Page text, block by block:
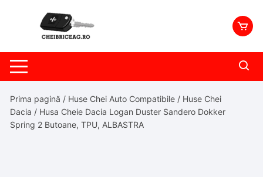
Prima pagină / Huse Chei Auto Compatibile / Huse Chei
Dacia / Husa Cheie Dacia Logan Duster Sandero Dokker
Spring 2 Butoane, TPU, ALBASTRA